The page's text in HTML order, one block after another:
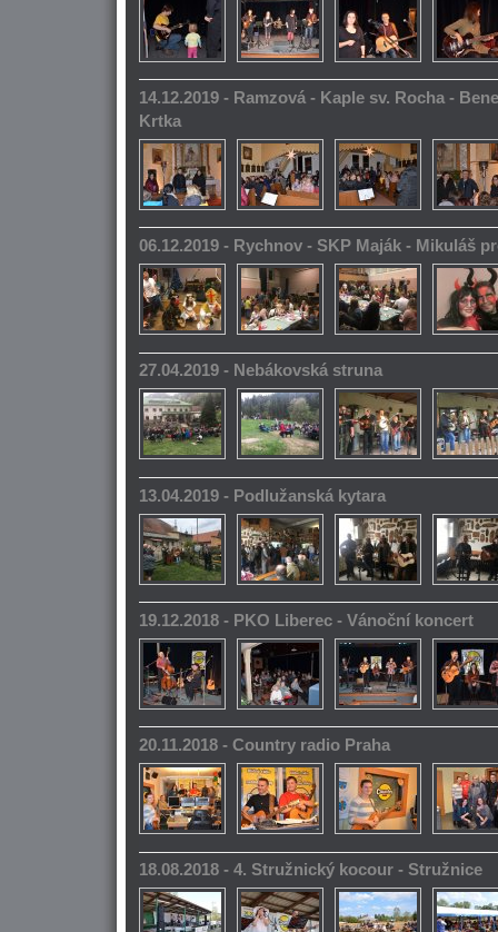
14.12.2019 - Ramzová - Kaple sv. Rocha -
Krtka
06.12.2019 - Rychnov - SKP Maják - Mikuláš
27.04.2019 - Nebákovská struna
13.04.2019 - Podlužanská kytara
19.12.2018 - PKO Liberec - Vánoční koncert
20.11.2018 - Country radio Praha
18.08.2018 - 4. Stružnický kocour - Stružnice